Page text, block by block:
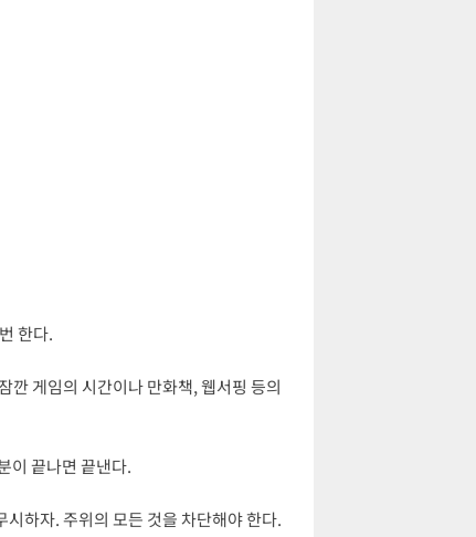
한다.
깐 게임의 시간이나 만화책, 웹서핑 등의
이 끝나면 끝낸다.
하자. 주위의 모든 것을 차단해야 한다.